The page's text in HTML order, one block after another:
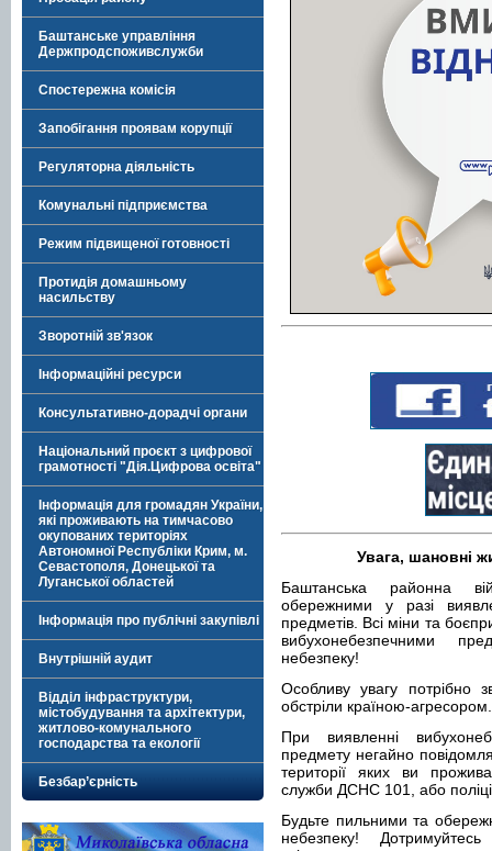
Баштанське управління
Держпродспоживслужби
Спостережна комісія
Запобігання проявам корупції
Регуляторна діяльність
Комунальні підприємства
Режим підвищеної готовності
Протидія домашньому
насильству
Зворотній зв'язок
Інформаційні ресурси
Консультативно-дорадчі органи
Національний проєкт з цифрової
грамотності "Дія.Цифрова освіта"
Інформація для громадян України,
які проживають на тимчасово
окупованих територіях
Автономної Республіки Крим, м.
Севастополя, Донецької та
Луганської областей
Інформація про публічні закупівлі
Внутрішній аудит
Відділ інфраструктури,
містобудування та архітектури,
житлово-комунального
господарства та екології
Безбар’єрність
Увага, шановні
Баштанська районна
обережними у разі
предметів. Всі міни та
вибухонебезпечними
небезпеку!
Особливу увагу потрібно
обстріли країною-агресором.
При виявленні
предмету негайно
території яких ви
служби ДСНС 101, або
Будьте пильними та
небезпеку!